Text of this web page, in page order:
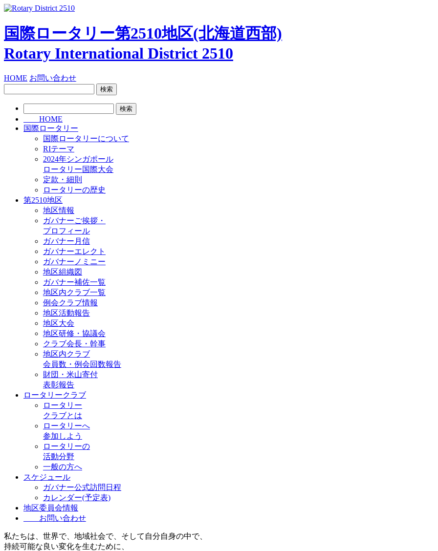
国際ロータリー第2510地区(北海道西部)
Rotary International District 2510
HOME お問い合わせ
HOME
国際ロータリー
国際ロータリーについて
RIテーマ
2024年シンガポール
ロータリー国際大会
定款・細則
ロータリーの歴史
第2510地区
地区情報
ガバナーご挨拶・
プロフィール
ガバナー月信
ガバナーエレクト
ガバナーノミニー
地区組織図
ガバナー補佐一覧
地区内クラブ一覧
例会クラブ情報
地区活動報告
地区大会
地区研修・協議会
クラブ会長・幹事
地区内クラブ
会員数・例会回数報告
財団・米山寄付
表彰報告
ロータリークラブ
ロータリー
クラブとは
ロータリーへ
参加しよう
ロータリーの
活動分野
一般の方へ
スケジュール
ガバナー公式訪問日程
カレンダー(予定表)
地区委員会情報
お問い合わせ
私たちは、世界で、地域社会で、そして自分自身の中で、
持続可能な良い変化を生むために、